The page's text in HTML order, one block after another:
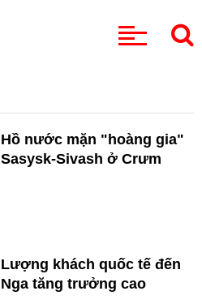
Hồ nước mặn "hoàng gia"
Sasysk-Sivash ở Crưm
Lượng khách quốc tế đến
Nga tăng trưởng cao